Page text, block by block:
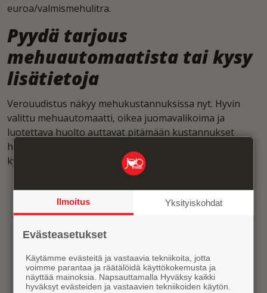
euroa/valmismehulitra.
Pyydä tarjous
mehuautomaatista tai kysy
lisätietoja
Verouudistus näkyy mehukustannuksissa nyt. Hyvin
valittu mehuautomaatti, oikea juomavalikoima ja
luotettava huolto auttavat pitämään kustannukset
hallinnassa. Vastaamme mielellämme, jos sinulla on
kysymyksiä mehuautomaatista ja sen kustannuksista.
Pyydä tarjous tai kysy
Ilmoitus Yksityiskohdat
Evästeasetukset
Käytämme evästeitä ja vastaavia tekniikoita, jotta
voimme parantaa ja räätälöidä käyttökokemusta ja
näyttää mainoksia. Napsauttamalla Hyväksy kaikki
hyväksyt evästeiden ja vastaavien tekniikoiden käytön.